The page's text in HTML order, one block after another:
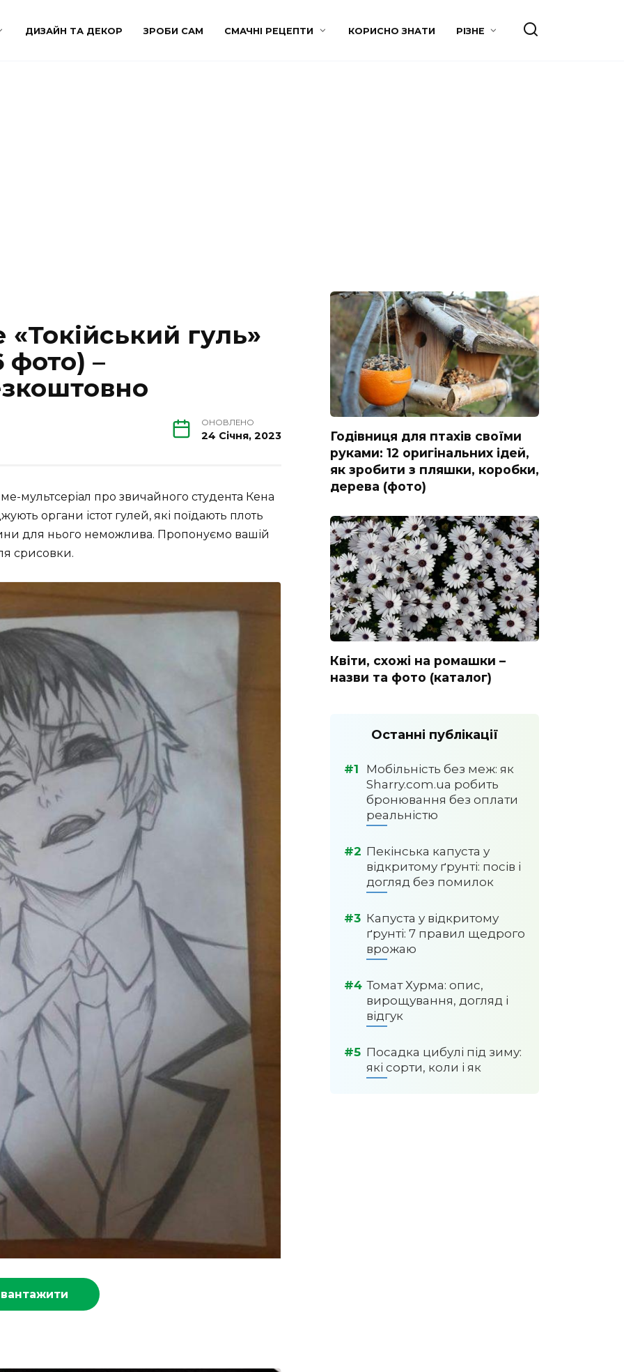
ДИЗАЙН ТА ДЕКОР ЗРОБИ САМ СМАЧНІ РЕЦЕПТИ КОРИСНО ЗНАТИ РІЗНЕ
гуль»
фото) –
ОНОВЛЕНО
24 Січня, 2023
мультсеріал про звичайного студента Кена
органи істот гулей, які поїдають плоть
для нього неможлива. Пропонуємо вашій
срисовки.
Годівниця для птахів своїми
руками: 12 оригінальних ідей,
як зробити з пляшки, коробки,
дерева (фото)
Квіти, схожі на ромашки –
назви та фото (каталог)
Останні публікації
Мобільність без меж: як
Sharry.com.ua робить
бронювання без оплати
реальністю
Пекінська капуста у
відкритому ґрунті: посів і
догляд без помилок
Капуста у відкритому
ґрунті: 7 правил щедрого
врожаю
Томат Хурма: опис,
вирощування, догляд і
відгук
Посадка цибулі під зиму:
які сорти, коли і як